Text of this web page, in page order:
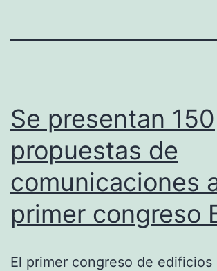
Se presentan 150
propuestas de
comunicaciones
primer congreso
El primer congreso de edificios